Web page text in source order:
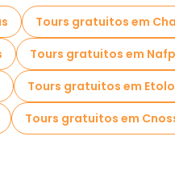
Tours gratuitos em
Tours gratuitos em
Tours gratuitos em
Tours gratuitos em